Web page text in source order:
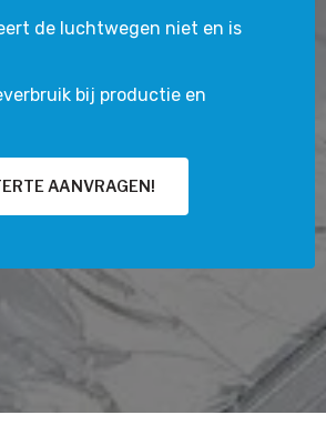
de luchtwegen niet en is
bij productie en
AANVRAGEN!